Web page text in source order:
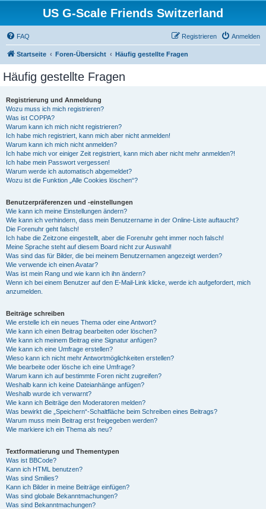
US G-Scale Friends Switzerland
FAQ Anmelden
Registrieren
Startseite Foren-Übersicht Häufig gestellte Fragen
Häufig gestellte Fragen
Registrierung und Anmeldung
Wozu muss ich mich registrieren?
Was ist COPPA?
Warum kann ich mich nicht registrieren?
Ich habe mich registriert, kann mich aber nicht anmelden!
Warum kann ich mich nicht anmelden?
Ich habe mich vor einiger Zeit registriert, kann mich aber nicht mehr anmelden?!
Ich habe mein Passwort vergessen!
Warum werde ich automatisch abgemeldet?
Wozu ist die Funktion „Alle Cookies löschen“?
Benutzerpräferenzen und -einstellungen
Wie kann ich meine Einstellungen ändern?
Wie kann ich verhindern, dass mein Benutzername in der Online-Liste auftaucht?
Die Forenuhr geht falsch!
Ich habe die Zeitzone eingestellt, aber die Forenuhr geht immer noch falsch!
Meine Sprache steht auf diesem Board nicht zur Auswahl!
Was sind das für Bilder, die bei meinem Benutzernamen angezeigt werden?
Wie verwende ich einen Avatar?
Was ist mein Rang und wie kann ich ihn ändern?
Wenn ich bei einem Benutzer auf den E-Mail-Link klicke, werde ich aufgefordert, mich
anzumelden.
Beiträge schreiben
Wie erstelle ich ein neues Thema oder eine Antwort?
Wie kann ich einen Beitrag bearbeiten oder löschen?
Wie kann ich meinem Beitrag eine Signatur anfügen?
Wie kann ich eine Umfrage erstellen?
Wieso kann ich nicht mehr Antwortmöglichkeiten erstellen?
Wie bearbeite oder lösche ich eine Umfrage?
Warum kann ich auf bestimmte Foren nicht zugreifen?
Weshalb kann ich keine Dateianhänge anfügen?
Weshalb wurde ich verwarnt?
Wie kann ich Beiträge den Moderatoren melden?
Was bewirkt die „Speichern“-Schaltfläche beim Schreiben eines Beitrags?
Warum muss mein Beitrag erst freigegeben werden?
Wie markiere ich ein Thema als neu?
Textformatierung und Thementypen
Was ist BBCode?
Kann ich HTML benutzen?
Was sind Smilies?
Kann ich Bilder in meine Beiträge einfügen?
Was sind globale Bekanntmachungen?
Was sind Bekanntmachungen?